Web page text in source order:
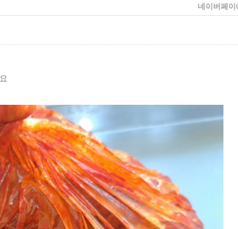
네이버페이